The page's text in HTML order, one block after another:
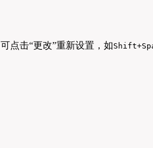
点击“更改”重新设置，如